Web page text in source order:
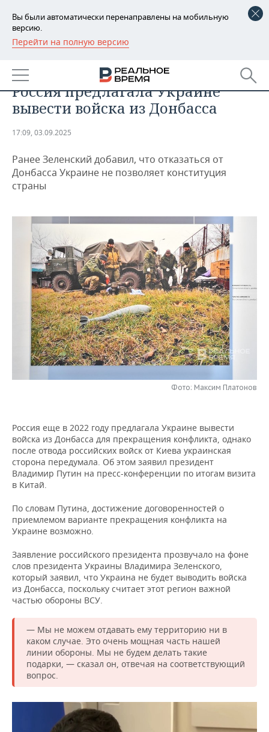
Вы были автоматически перенаправлены на мобильную
версию.
Перейти на полную версию
РЕГИОНЫ
БАШКОРТОСТАН
ТАТАРСТАН
НОВОСТИ
АНАЛИТИКА
ДЕКЛАРАЦИИ О ДОХОДАХ
КОРОЛИ ГОСЗАКАЗА ПФО
КОМУ ПРИНАДЛЕЖАТ
ТОРГОВЫЕ ЦЕНТРЫ
ТАТАРСТАНА
НОВОСТИ ЭКОНОМИКИ
ФИНАНСЫ
БЮДЖЕТ
ИНВЕСТИЦИИ
ПРОМЫШЛЕННОСТЬ
НОВОСТИ
ПРОМЫШЛЕННОСТИ
АГРОПРОМ
МАШИНОСТРОЕНИЕ
НЕФТЕХИМИЯ
НЕФТЬ
ОПК
ЭНЕРГЕТИКА
НЕДВИЖИМОСТЬ
НОВОСТИ АВТО
БИЗНЕС
НОВОСТИ БИЗНЕСА
РОЗНИЧНАЯ ТОРГОВЛЯ
ТРАНСПОРТ
УСЛУГИ
ТЕХНОЛОГИИ
НОВОСТИ ТЕХНОЛОГИЙ
МЕДИА
МЕРОПРИЯТИЯ
НОВОСТИ МЕРОПРИЯТИЙ
ВЫЕЗДНАЯ РЕДАКЦИЯ
ОТКРЫТАЯ ЛЕКЦИЯ
СПОРТ
НОВОСТИ СПОРТА
БАСКЕТБОЛ
ВОЛЕЙБОЛ
КИБЕРСПОРТ
ФИГУРНОЕ КАТАНИЕ
ХОККЕЙ С МЯЧОМ
ОБЩЕСТВО
ИНФРАСТРУКТУРА
ИСТОРИЯ
КУЛЬТУРА
МЕДИЦИНА
ПРОИСШЕСТВИЯ
СПРАВОЧНИК
СПИСОК ПЕРСОН
СПИСОК КОМПАНИЙ
ПОЛНАЯ ВЕРСИЯ
Путин заявил, что в 2022 году
Россия предлагала Украине
вывести войска из Донбасса
17:09, 03.09.2025
Ранее Зеленский добавил, что отказаться от
Донбасса Украине не позволяет конституция
страны
Фото: Максим Платонов
Россия еще в 2022 году предлагала Украине вывести
войска из Донбасса для прекращения конфликта, однако
после отвода российских войск от Киева украинская
сторона передумала. Об этом заявил президент
Владимир Путин на пресс-конференции по итогам визита
в Китай.
По словам Путина, достижение договоренностей о
приемлемом варианте прекращения конфликта на
Украине возможно.
Заявление российского президента прозвучало на фоне
слов президента Украины Владимира Зеленского,
который заявил, что Украина не будет выводить войска
из Донбасса, поскольку считает этот регион важной
частью обороны ВСУ.
— Мы не можем отдавать ему территорию ни в
каком случае. Это очень мощная часть нашей
линии обороны. Мы не будем делать такие
подарки, — сказал он, отвечая на соответствующий
вопрос.